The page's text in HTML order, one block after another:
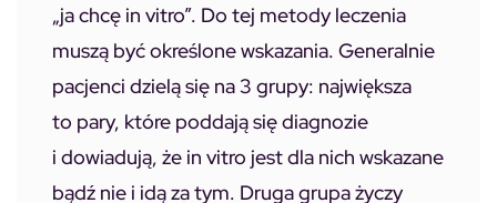
„ja chcę in vitro”. Do tej metody leczenia
muszą być określone wskazania. Generalnie
pacjenci dzielą się na 3 grupy: największa
to pary, które poddają się diagnozie
i dowiadują, że in vitro jest dla nich wskazane
bądź nie i idą za tym. Druga grupa życzy